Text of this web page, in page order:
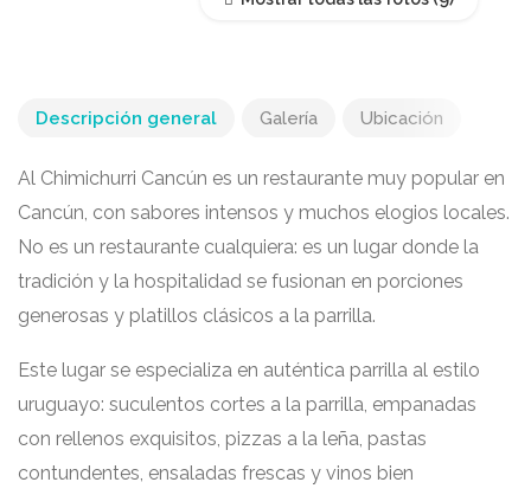
Descripción general Galería Ubicación
Al Chimichurri Cancún es un restaurante muy popular en
Cancún, con sabores intensos y muchos elogios locales.
No es un restaurante cualquiera: es un lugar donde la
tradición y la hospitalidad se fusionan en porciones
generosas y platillos clásicos a la parrilla.
Este lugar se especializa en auténtica parrilla al estilo
uruguayo: suculentos cortes a la parrilla, empanadas
con rellenos exquisitos, pizzas a la leña, pastas
contundentes, ensaladas frescas y vinos bien